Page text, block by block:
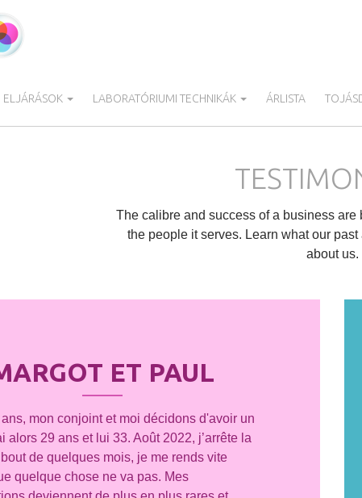
ELJÁRÁSOK LABORATÓRIUMI TECHNIKÁK ÁRLISTA
The calibre and success of a business
the people it serves. Learn what our
about us.
ET PAUL
ans, mon conjoint et moi décidons d'avoir un
alors 29 ans et lui 33. Août 2022, j’arrête la
de quelques mois, je me rends vite
quelque chose ne va pas. Mes